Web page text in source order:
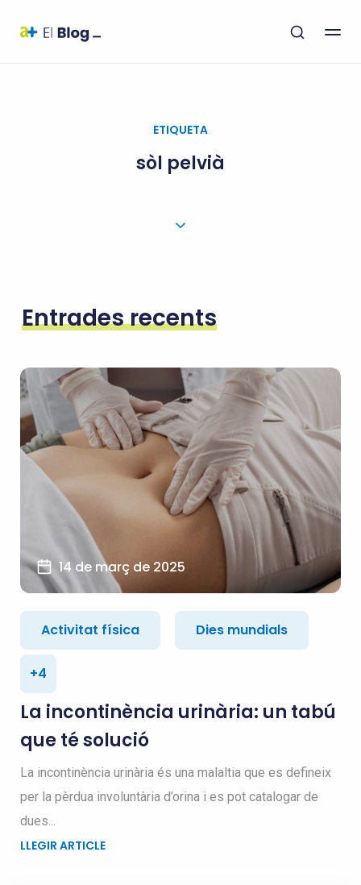
ETIQUETA
sòl pelvià
Entrades recents
14 de març de 2025
Activitat física Dies mundials
+4
La incontinència urinària: un tabú
que té solució
La incontinència urinària és una malaltia que es defineix
per la pèrdua involuntària d’orina i es pot catalogar de
dues...
LLEGIR ARTICLE